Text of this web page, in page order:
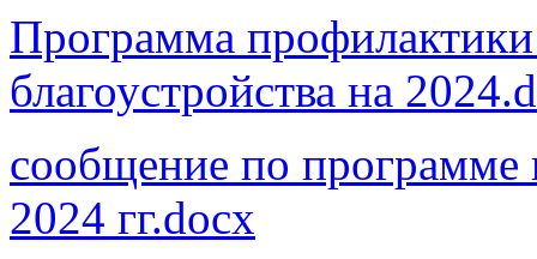
Программа
благоустройства на
сообщение по программе
2024 гг.docx